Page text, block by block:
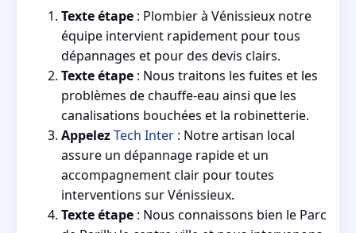
Texte étape : Plombier à Vénissieux notre
équipe intervient rapidement pour tous
dépannages et pour des devis clairs.
Texte étape : Nous traitons les fuites et les
problèmes de chauffe-eau ainsi que les
canalisations bouchées et la robinetterie.
AppelezTech Inter : Notre artisan local
assure un dépannage rapide et un
accompagnement clair pour toutes
interventions sur Vénissieux.
Texte étape : Nous connaissons bien le Parc